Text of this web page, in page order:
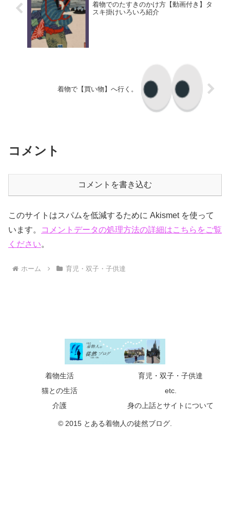
着物でのたすきのかけ方【動画付き】タ
スキ掛けいろいろ紹介
着物で【買い物】へ行く。
コメント
コメントを書き込む
このサイトはスパムを低減するために Akismet を使って
います。
コメントデータの処理方法の詳細はこちらをご覧
ください。
ホーム 育児・双子・子供達
着物生活
育児・双子・子供達
猫との生活
etc.
介護
身の上話とサイトについて
© 2015 とある着物人の徒然ブログ.